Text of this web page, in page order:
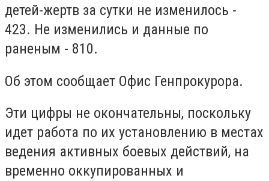
детей-жертв за сутки не изменилось -
423. Не изменились и данные по
раненым - 810.
Об этом сообщает Офис Генпрокурора.
Эти цифры не окончательны, поскольку
идет работа по их установлению в местах
ведения активных боевых действий, на
временно оккупированных и